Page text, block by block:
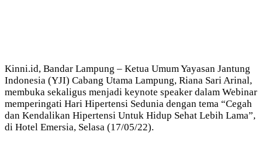
Kinni.id, Bandar Lampung – Ketua Umum Yayasan Jantung
Indonesia (YJI) Cabang Utama Lampung, Riana Sari Arinal,
membuka sekaligus menjadi keynote speaker dalam Webinar
memperingati Hari Hipertensi Sedunia dengan tema “Cegah
dan Kendalikan Hipertensi Untuk Hidup Sehat Lebih Lama”,
di Hotel Emersia, Selasa (17/05/22).